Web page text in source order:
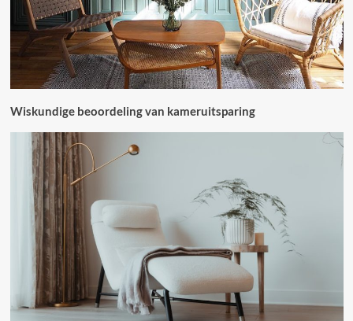
Wiskundige beoordeling van kameruitsparing